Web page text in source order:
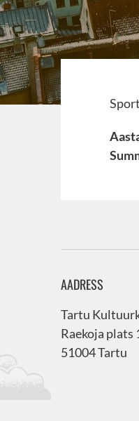
AADRESS
Tartu
Raekoja plats
51004 Tartu